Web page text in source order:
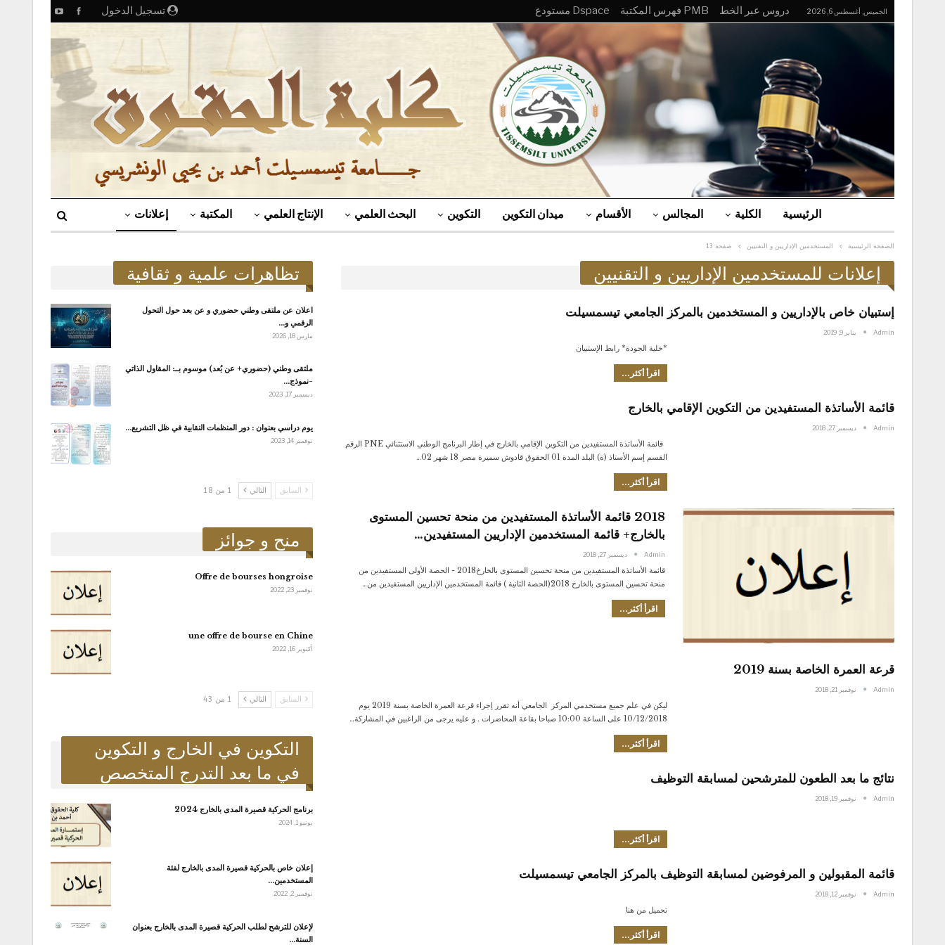
تسجيل الدخول الخميس, أغسطس 6, 2026 دروس عبر الخط PMB فهرس المكتبة Dspace مستودع
الرئيسية الكلية المجالس الأقسام ميدان التكوين التكوين البحث العلمي الإنتاج العلمي المكتبة إعلانات
الصفحة الرئيسية المستخدمين الإداريين و التقنيين صفحة 13
تظاهرات علمية و ثقافية
اعلان عن ملتقى وطني حضوري و عن بعد حول التحول
الرقمي و…
مارس 18, 2026
ملتقى وطني (حضوري+ عن بُعد) موسوم بــ: المقاول الذاتي
-نموذج…
ديسمبر 17, 2023
يوم دراسي بعنوان : دور المنظمات النقابية في ظل التشريع…
نوفمبر 14, 2023
السابق التالي 1 من 18
منح و جوائز
Offre de bourses hongroise
نوفمبر 23, 2022
une offre de bourse en Chine
أكتوبر 16, 2022
السابق التالي 1 من 43
التكوين في الخارج و التكوين
في ما بعد التدرج المتخصص
برنامج الحركية قصيرة المدى بالخارج 2024
يونيو 1, 2024
إعلان خاص بالحركية قصيرة المدى بالخارج لفئة
المستخدمين…
نوفمبر 2, 2022
لإعلان للترشح لطلب الحركية قصيرة المدى بالخارج بعنوان
السنة…
إعلانات للمستخدمين الإداريين و التقنيين
إستبيان خاص بالإداريين و المستخدمين بالمركز الجامعي تيسمسيلت
Admin يناير 9, 2019
*خلية الجودة* رابط الإستبيان
اقرأ أكثر...
قائمة الأساتذة المستفيدين من التكوين الإقامي بالخارج
Admin ديسمبر 27, 2018
قائمة الأساتذة المستفيدين من التكوين الإقامي بالخارج في إطار البرنامج الوطني الاستثنائي PNE الرقم
القسم إسم الأستاذ (ة) البلد المدة 01 الحقوق قادوش سميرة مصر 18 شهر 02…
اقرأ أكثر...
2018 قائمة الأساتذة المستفيدين من منحة تحسين المستوى
بالخارج+ قائمة المستخدمين الإداريين المستفيدين…
Admin ديسمبر 27, 2018
قائمة الأساتذة المستفيدين من منحة تحسين المستوى بالخارخ2018 - الحصة الأولى المستفيدين من
منحة تحسين المستوى بالخارخ 2018(الحصة الثانية ) قائمة المستخدمين الإداريين المستفيدين من…
اقرأ أكثر...
قرعة العمرة الخاصة بسنة 2019
Admin نوفمبر 21, 2018
ليكن في علم جميع مستخدمي المركز الجامعي أنه تقرر إجراء قرعة العمرة الخاصة بسنة 2019 يوم
10/12/2018 على الساعة 10:00 صباحا بقاعة المحاضرات . و عليه يرجى من الراغبين في المشاركة…
اقرأ أكثر...
نتائج ما بعد الطعون للمترشحين لمسابقة التوظيف
Admin نوفمبر 19, 2018
اقرأ أكثر...
قائمة المقبولين و المرفوضين لمسابقة التوظيف بالمركز الجامعي تيسمسيلت
Admin نوفمبر 12, 2018
تحميل من هنا
اقرأ أكثر...